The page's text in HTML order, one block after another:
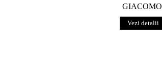
GIACOMO
Vezi detalii